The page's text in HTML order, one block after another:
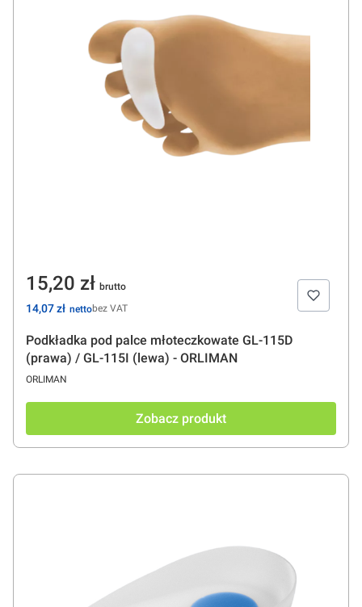
Podkładka pod palce młoteczkowate GL-115D
(prawa) / GL-115I (lewa) - ORLIMAN
PRODUCENT
ORLIMAN
Cena
15,20 zł
Cena
14,07 zł bez VAT
Zobacz produkt